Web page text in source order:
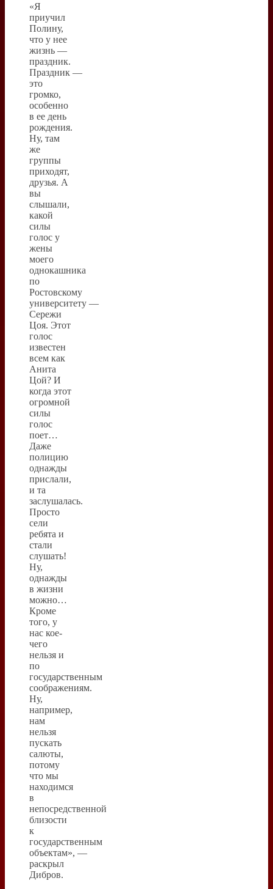
«Я
приучил
Полину,
что у нее
жизнь —
праздник.
Праздник —
это
громко,
особенно
в ее день
рождения.
Ну, там
же
группы
приходят,
друзья. А
вы
слышали,
какой
силы
голос у
жены
моего
однокашника
по
Ростовскому
университету —
Сережи
Цоя. Этот
голос
известен
всем как
Анита
Цой? И
когда этот
огромной
силы
голос
поет…
Даже
полицию
однажды
прислали,
и та
заслушалась.
Просто
сели
ребята и
стали
слушать!
Ну,
однажды
в жизни
можно…
Кроме
того, у
нас кое-
чего
нельзя и
по
государственным
соображениям.
Ну,
например,
нам
нельзя
пускать
салюты,
потому
что мы
находимся
в
непосредственной
близости
к
государственным
объектам», —
раскрыл
Дибров.